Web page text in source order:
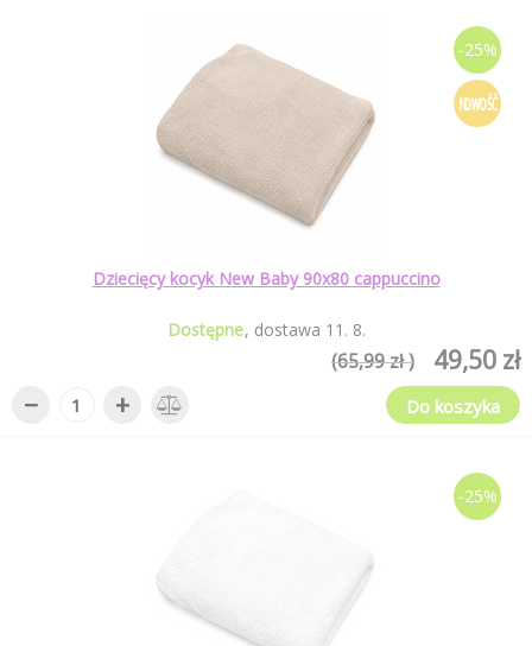
-25%
NOWOŚĆ
Dziecięcy kocyk New Baby 90x80 cappuccino
Dostępne dostawa 11 . 8.
49,50 zł
(65,99 zł )
− + Do koszyka
-25%